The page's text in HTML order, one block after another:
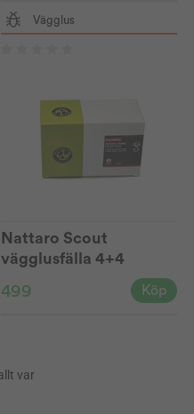
Vägglus
Nattaro Scout
vägglusfälla 4+4
499 Köp